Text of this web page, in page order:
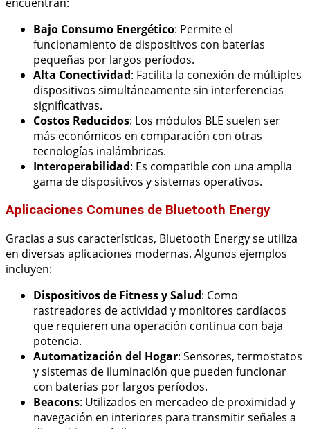
Bajo Consumo Energético: Permite el
funcionamiento de dispositivos con baterías
pequeñas por largos períodos.
Alta Conectividad: Facilita la conexión de múltiples
dispositivos simultáneamente sin interferencias
significativas.
Costos Reducidos: Los módulos BLE suelen ser
más económicos en comparación con otras
tecnologías inalámbricas.
Interoperabilidad: Es compatible con una amplia
gama de dispositivos y sistemas operativos.
Aplicaciones Comunes de Bluetooth Energy
Gracias a sus características, Bluetooth Energy se utiliza
en diversas aplicaciones modernas. Algunos ejemplos
incluyen:
Dispositivos de Fitness y Salud: Como
rastreadores de actividad y monitores cardíacos
que requieren una operación continua con baja
potencia.
Automatización del Hogar: Sensores, termostatos
y sistemas de iluminación que pueden funcionar
con baterías por largos períodos.
Beacons: Utilizados en mercadeo de proximidad y
navegación en interiores para transmitir señales a